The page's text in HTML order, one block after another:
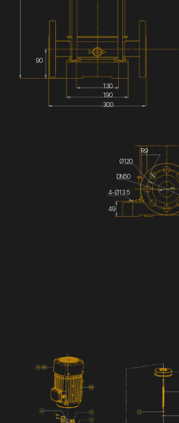
90
130
190
300
DN50
R9
Ø120
4-Ø13.5
49